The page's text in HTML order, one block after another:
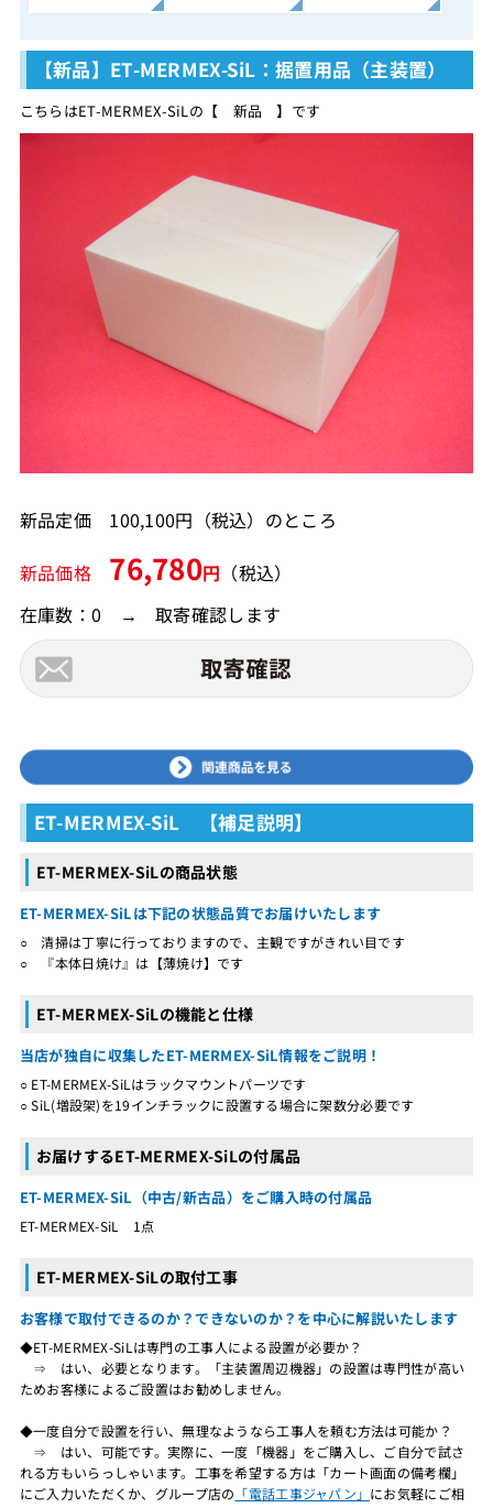
【新品】ET-MERMEX-SiL：据置用品（主装置）
こちらはET-MERMEX-SiLの【 新品 】です
新品定価 100,100円（税込）のところ
新品価格 76,780円 （税込）
在庫数：0 → 取寄確認します
ET-MERMEX-SiL 【補足説明】
ET-MERMEX-SiLの商品状態
ET-MERMEX-SiLは下記の状態品質でお届けいたします
○ 清掃は丁寧に行っておりますので、主観ですがきれい目です
○ 『本体日焼け』は【薄焼け】です
ET-MERMEX-SiLの機能と仕様
当店が独自に収集したET-MERMEX-SiL情報をご説明！
○ ET-MERMEX-SiLはラックマウントパーツです
○ SiL(増設架)を19インチラックに設置する場合に架数分必要です
お届けするET-MERMEX-SiLの付属品
ET-MERMEX-SiL（中古/新古品）をご購入時の付属品
ET-MERMEX-SiL 1点
ET-MERMEX-SiLの取付工事
お客様で取付できるのか？できないのか？を中心に解説いたします
◆ET-MERMEX-SiLは専門の工事人による設置が必要か？
⇒ はい、必要となります。「主装置周辺機器」の設置は専門性が高い
ためお客様によるご設置はお勧めしません。
◆一度自分で設置を行い、無理なようなら工事人を頼む方法は可能か？
⇒ はい、可能です。実際に、一度「機器」をご購入し、ご自分で試さ
れる方もいらっしゃいます。工事を希望する方は「カート画面の備考欄」
にご入力いただくか、グループ店の 「電話工事ジャパン」 にお気軽にご相